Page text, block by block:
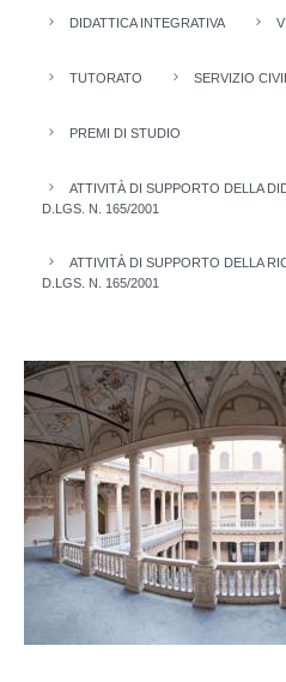
DIDATTICA INTEGRATIVA
TUTORATO SERVIZIO
PREMI DI STUDIO
ATTIVITÀ DI SUPPORTO DELLA
D.LGS. N. 165/2001
ATTIVITÀ DI SUPPORTO DELLA
D.LGS. N. 165/2001